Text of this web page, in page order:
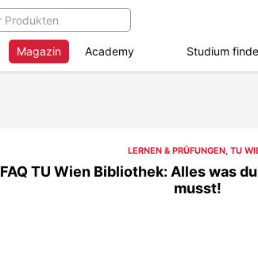
Magazin Academy Studium
LERNEN & PRÜFUNGEN, TU
FAQ TU Wien Bibliothek: Alles was
musst!